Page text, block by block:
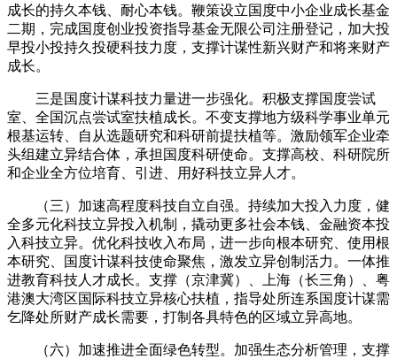
成长的持久本钱、耐心本钱。鞭策设立国度中小企业成长基金
二期，完成国度创业投资指导基金无限公司注册登记，加大投
早投小投持久投硬科技力度，支撑计谋性新兴财产和将来财产
成长。
三是国度计谋科技力量进一步强化。积极支撑国度尝试
室、全国沉点尝试室扶植成长。不变支撑地方级科学事业单元
根基运转、自从选题研究和科研前提扶植等。激励领军企业牵
头组建立异结合体，承担国度科研使命。支撑高校、科研院所
和企业全方位培育、引进、用好科技立异人才。
（三）加速高程度科技自立自强。持续加大投入力度，健
全多元化科技立异投入机制，撬动更多社会本钱、金融资本投
入科技立异。优化科技收入布局，进一步向根本研究、使用根
本研究、国度计谋科技使命聚焦，激发立异创制活力。一体推
进教育科技人才成长。支撑（京津冀）、上海（长三角）、粤
港澳大湾区国际科技立异核心扶植，指导处所连系国度计谋需
乞降处所财产成长需要，打制各具特色的区域立异高地。
（六）加速推进全面绿色转型。加强生态分析管理，支撑